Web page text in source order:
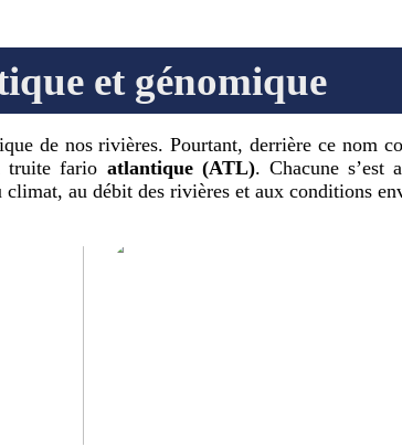
et génomique
de nos rivières. Pourtant, derrière ce nom
fario atlantique (ATL). Chacune s’est
au débit des rivières et aux conditions